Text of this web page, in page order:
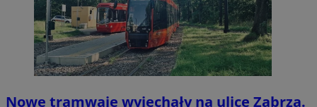
Nowe tramwaje wyjechały na ulice Zabrza.